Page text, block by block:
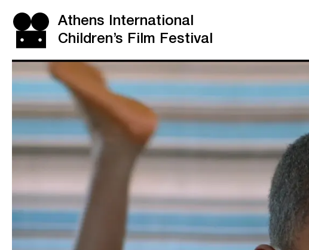
Athens International
Children’s Film Festival